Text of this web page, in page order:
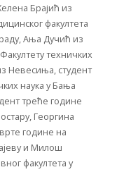
Брајић из
факултета
Ања Дучић из
техничких
Невесиња, студент
наука у Бања
треће године
Георгина
године на
и Милош
факултета у